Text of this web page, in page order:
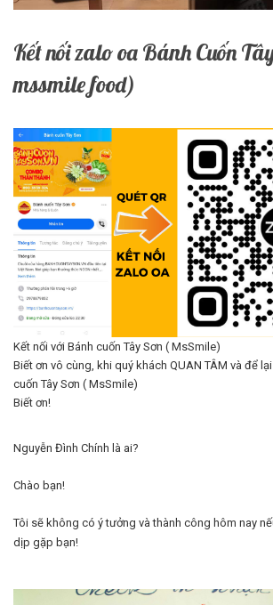
Kết nối zalo oa Bánh Cuốn
mssmile food)
Kết nối với Bánh cuốn Tây Sơn ( MsSmile)
Biết ơn vô cùng, khi quý khách QUAN TÂM và để
cuốn Tây Sơn ( MsSmile)
Biết ơn!
Nguyễn Đình Chính là ai?
Chào bạn!
Tôi sẽ không có ý tưởng và thành công hôm nay
dịp gặp bạn!